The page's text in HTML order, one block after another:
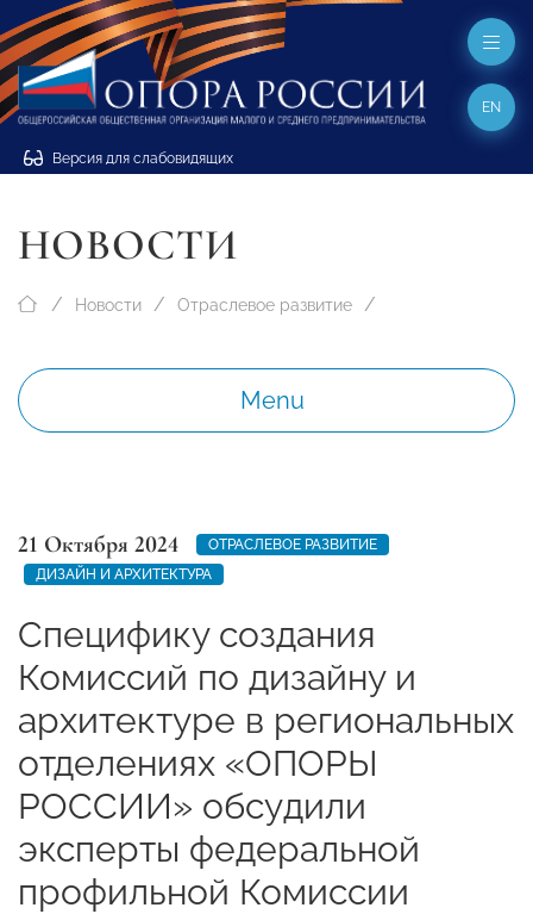
Версия для слабовидящих
EN
НОВОСТИ
Новости Отраслевое развитие
Menu
21 Октября 2024
ОТРАСЛЕВОЕ РАЗВИТИЕ
ДИЗАЙН И АРХИТЕКТУРА
Специфику создания
Комиссий по дизайну и
архитектуре в региональных
отделениях «ОПОРЫ
РОССИИ» обсудили
эксперты федеральной
профильной Комиссии